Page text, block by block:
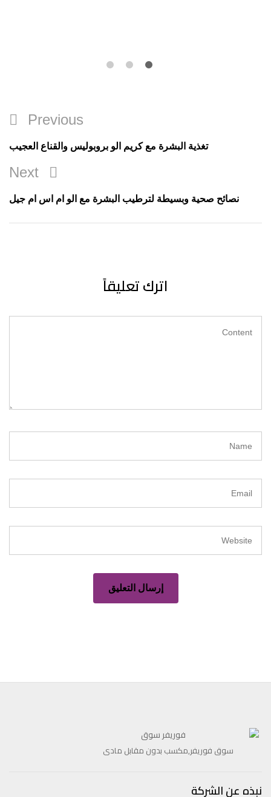
المقالات
Previous
Post
Previous
تغذية البشرة مع كريم الو بروبوليس والقناع العجيب
Next
Post
Next
نصائح صحية وبسيطة لترطيب البشرة مع الو ام اس ام جيل
اترك تعليقاً
سوق فوريفر,مكسب بدون مقابل مادى
نبذه عن الشركة